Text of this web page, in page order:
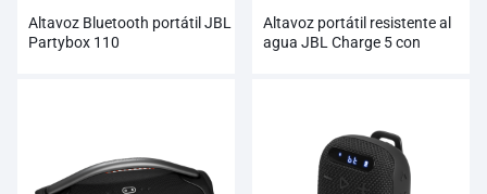
Altavoz Bluetooth portátil JBL
Partybox 110
Altavoz portátil resistente al
agua JBL Charge 5 con